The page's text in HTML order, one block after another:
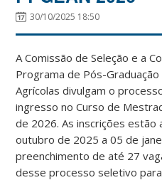
30/10/2025 18:50
A Comissão de Seleção e a
Programa de Pós-
Agrícolas divulgam o
ingresso no Curso de
de 2026. As inscrições estão
outubro de 2025 a 05 de
preenchimento de até 27
desse processo seletivo